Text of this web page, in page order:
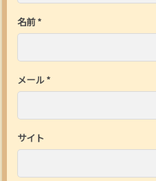
名前*
メール *
サイト